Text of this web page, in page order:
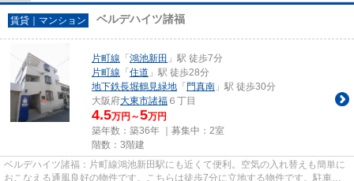
賃貸｜マンション ベルデハイツ諸福
片町線 「 鴻池新田 」駅 徒歩7分
片町線 「 住道 」駅 徒歩28分
地下鉄長堀鶴見緑地 「 門真南 」駅 徒歩30分
大阪府大東市諸福 ６丁目
4.5万円～5万円
築年数：築36年 ｜募集中： 2室
階数：3階建
ベルデハイツ諸福：片町線鴻池新田駅にも近くて便利。空気の入れ替えも簡単に
おこなえる通風良好の物件です。こちらは徒歩7分に立地する物件です。駐車場